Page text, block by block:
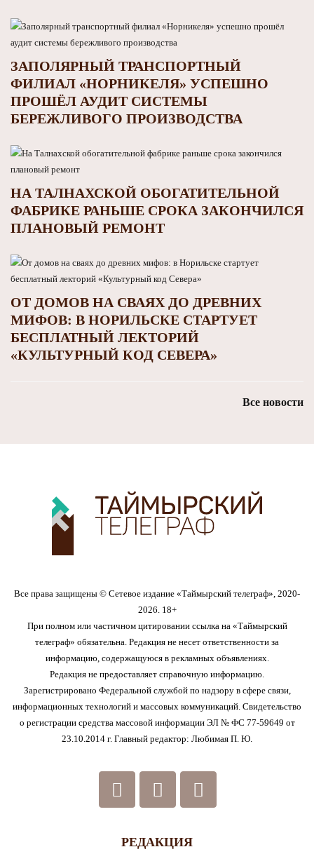
ЗАПОЛЯРНЫЙ ТРАНСПОРТНЫЙ
ФИЛИАЛ «НОРНИКЕЛЯ» УСПЕШНО
ПРОШЁЛ АУДИТ СИСТЕМЫ
БЕРЕЖЛИВОГО ПРОИЗВОДСТВА
НА ТАЛНАХСКОЙ ОБОГАТИТЕЛЬНОЙ
ФАБРИКЕ РАНЬШЕ СРОКА ЗАКОНЧИЛСЯ
ПЛАНОВЫЙ РЕМОНТ
ОТ ДОМОВ НА СВАЯХ ДО ДРЕВНИХ
МИФОВ: В НОРИЛЬСКЕ СТАРТУЕТ
БЕСПЛАТНЫЙ ЛЕКТОРИЙ
«КУЛЬТУРНЫЙ КОД СЕВЕРА»
Все новости
Все права защищены © Сетевое издание «Таймырский телеграф», 2020-
2026. 18+
При полном или частичном цитировании ссылка на «Таймырский
телеграф» обязательна. Редакция не несет ответственности за
информацию, содержащуюся в рекламных объявлениях.
Редакция не предоставляет справочную информацию.
Зарегистрировано Федеральной службой по надзору в сфере связи,
информационных технологий и массовых коммуникаций. Свидетельство
о регистрации средства массовой информации ЭЛ № ФС 77-59649 от
23.10.2014 г. Главный редактор: Любимая П. Ю.
РЕДАКЦИЯ